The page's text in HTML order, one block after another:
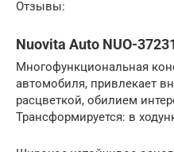
Отзывы:
Nuovita Auto NUO-
Многофункциональная
автомобиля, привлекает
расцветкой, обилием
Трансформируется: в